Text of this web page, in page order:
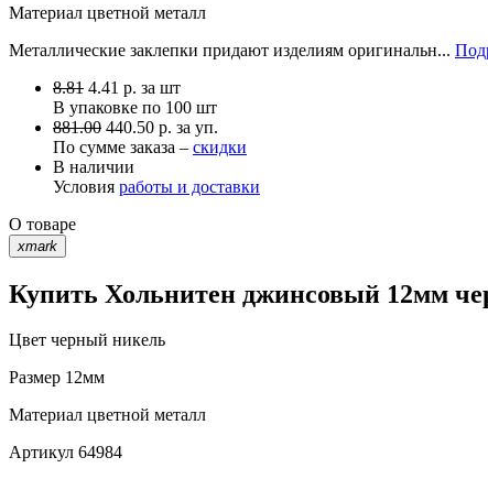
Материал цветной металл
Металлические заклепки придают изделиям оригинальн...
8.81 4.41 р. за шт
В упаковке по 100 шт
881.00 440.50 р. за уп.
По сумме заказа – скидки
В наличии
Условия работы и доставки
О товаре
xmark
Купить Хольнитен джинсовый 12мм
Цвет черный никель
Размер 12мм
Материал цветной металл
Артикул 64984